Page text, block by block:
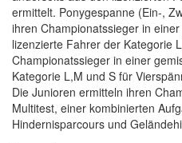
ermittelt. Ponygespanne (Ein-,
ihren Championatssie­ger in
lizenzierte Fahrer der Kategorie
Championatssieger in einer
Kategorie L,M und S für
Die Junioren ermitteln ihren
Multitest, einer kombinierten
Hindernisparcours und